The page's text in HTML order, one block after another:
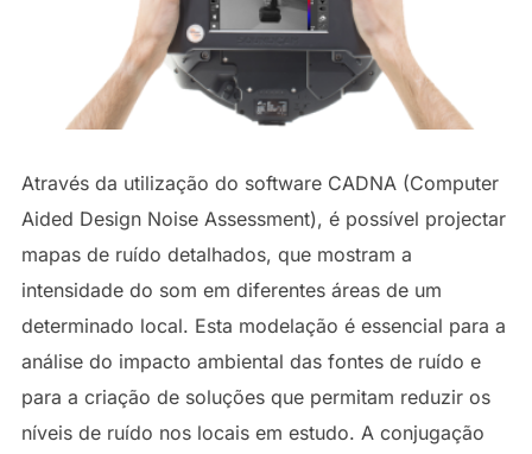
Através da utilização do software CADNA (Computer
Aided Design Noise Assessment), é possível projectar
mapas de ruído detalhados, que mostram a
intensidade do som em diferentes áreas de um
determinado local. Esta modelação é essencial para a
análise do impacto ambiental das fontes de ruído e
para a criação de soluções que permitam reduzir os
níveis de ruído nos locais em estudo. A conjugação